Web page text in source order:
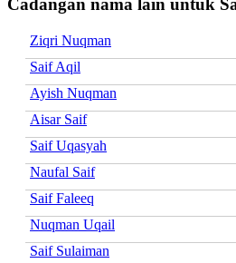
Ziqri Nuqman
Saif Aqil
Ayish Nuqman
Aisar Saif
Saif Uqasyah
Naufal Saif
Saif Faleeq
Nuqman Uqail
Saif Sulaiman